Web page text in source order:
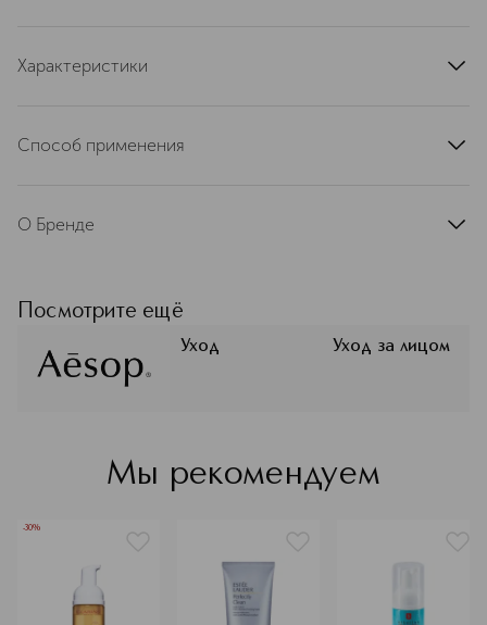
Характеристики
Способ применения
и шеи. Затем тщательно смойте теплой водой.
О Бренде
как своими эффективными
формулами, так и тесной связью с
современным искусством.
Посмотрите ещё
Уход Уход за лицом
Мы рекомендуем
-30%